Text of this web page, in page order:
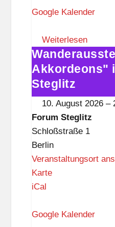
u
S
t
e
g
l
i
t
z
Google Kalender
Weiterlesen
Wanderausstellung
„600
Akkordeons"
im
Forum
Steglitz
Akkordeons"
Steglitz
10. August 2026 –
Forum Steglitz
Schloßstraße 1
Berlin
Veranstaltungsort
KarteF
u
iCal
Google Kalender